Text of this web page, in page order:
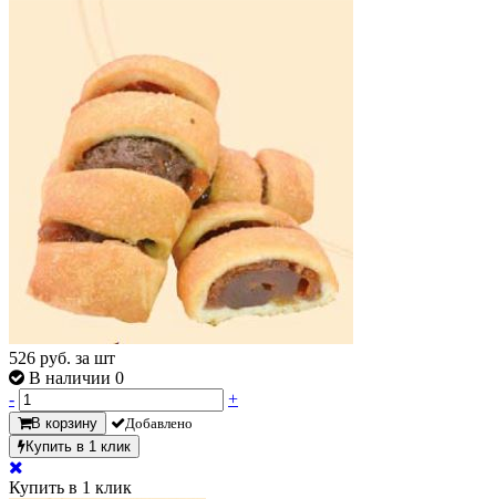
526 руб. за шт
В наличии 0
-
+
В корзину
Добавлено
Купить в 1 клик
Купить в 1 клик